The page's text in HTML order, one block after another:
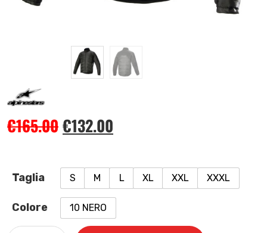
€165.00€132.00
Taglia S M L XL XXL XXXL
Colore 10 NERO